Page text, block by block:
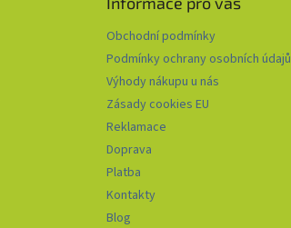
Obchodní podmínky
Podmínky ochrany osobních údajů
Výhody nákupu u nás
Zásady cookies EU
Reklamace
Doprava
Platba
Kontakty
Blog